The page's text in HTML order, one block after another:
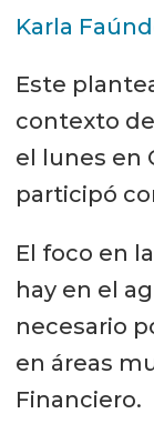
Karla
Este
contexto
el lunes en
participó
El foco en
hay en el
necesario
en áreas
Financiero.